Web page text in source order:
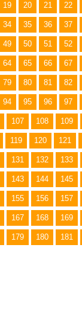
19 20 21 22
34 35 36 37
49 50 51 52
64 65 66 67
79 80 81 82
94 95 96 97
107 108 109
119 120 121
131 132 133
143 144 145
155 156 157
167 168 169
179 180 181